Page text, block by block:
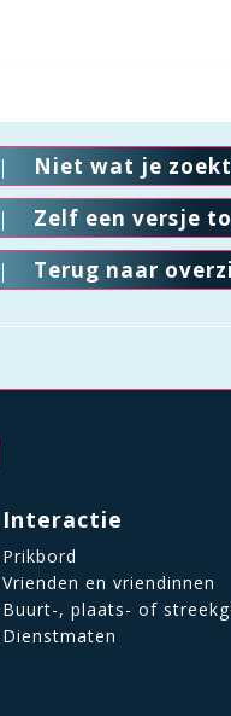
Niet wat je
Zelf een versje
Terug naar
Interactie
Prikbord
Vrienden en vriendinnen
Buurt-, plaats- of
Dienstmaten